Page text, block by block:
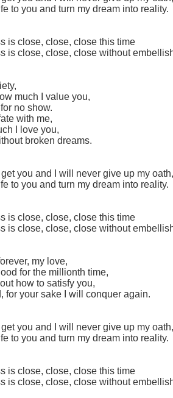
to you and turn my dream into reality.
is close, close, close this time
is close, close, close without
much I value you,
no show.
with me,
I love you,
broken dreams.
get you and I will never give up my oath,
to you and turn my dream into reality.
is close, close, close this time
is close, close, close without
my love,
for the millionth time,
how to satisfy you,
for your sake I will conquer again.
get you and I will never give up my oath,
to you and turn my dream into reality.
is close, close, close this time
is close, close, close without